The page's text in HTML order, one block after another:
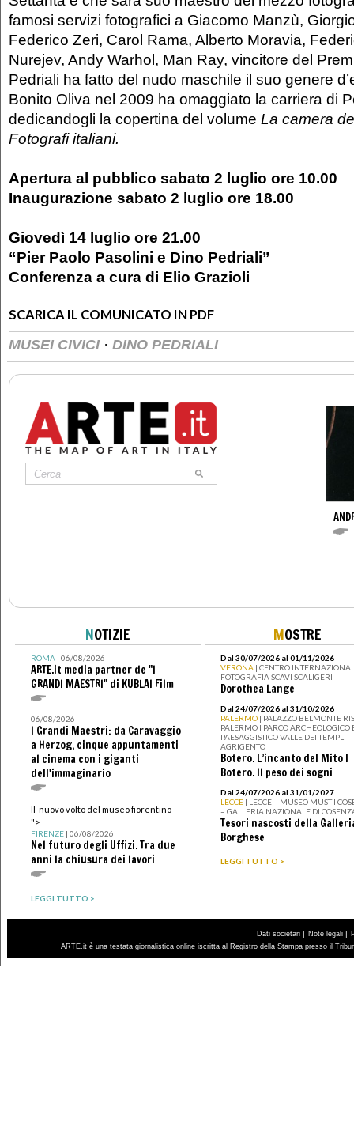
famosi servizi fotografici a Giacomo Manzù,
Federico Zeri, Carol Rama, Alberto Moravia,
Nurejev, Andy Warhol, Man Ray, vincitore del
Pedriali ha fatto del nudo maschile il suo genere
Bonito Oliva nel 2009 ha omaggiato la carriera di
dedicandogli la copertina del volume La camera
Fotografi italiani.
Apertura al pubblico sabato 2 luglio ore 10.00
Inaugurazione sabato 2 luglio ore 18.00
Giovedì 14 luglio ore 21.00
“Pier Paolo Pasolini e Dino Pedriali”
Conferenza a cura di Elio Grazioli
SCARICA IL COMUNICATO IN PDF
MUSEI CIVICI · DINO PEDRIALI
NOTIZIE
ROMA| 06/08/2026
ARTE.it media partner de "I
GRANDI MAESTRI" di KUBLAI Film
06/08/2026
I Grandi Maestri: da Caravaggio
a Herzog, cinque appuntamenti
al cinema con i giganti
dell'immaginario
Il nuovo volto del museo fiorentino
">
FIRENZE| 06/08/2026
Nel futuro degli Uffizi. Tra due
anni la chiusura dei lavori
LEGGI TUTTO >
MOSTRE
Dal 30/07/2026 al 01/11/2026
VERONA | CENTRO
FOTOGRAFIA SCAVI SCALIGERI
Dorothea Lange
Dal 24/07/2026 al 31/10/2026
PALERMO | PALAZZO BELMONTE
PALERMO I PARCO ARCHEOLOGICO
PAESAGGISTICO VALLE DEI TEMPLI -
AGRIGENTO
Botero. L’incanto del Mito I
Botero. Il peso dei sogni
Dal 24/07/2026 al 31/01/2027
LECCE | LECCE – MUSEO MUST I
– GALLERIA NAZIONALE DI
Tesori nascosti della
Borghese
LEGGI TUTTO >
Dati societari | Note legali |
ARTE.it è una testata giornalistica online iscritta al Registro della Stampa presso il